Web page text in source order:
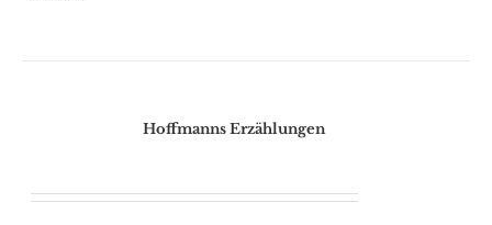
Hoffmanns Erzählungen